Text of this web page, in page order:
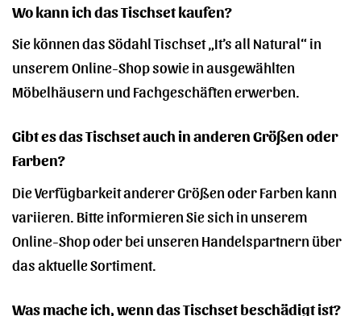
Wo kann ich das Tischset kaufen?
Sie können das Södahl Tischset „It’s all Natural“ in
unserem Online-Shop sowie in ausgewählten
Möbelhäusern und Fachgeschäften erwerben.
Gibt es das Tischset auch in anderen Größen oder
Farben?
Die Verfügbarkeit anderer Größen oder Farben kann
variieren. Bitte informieren Sie sich in unserem
Online-Shop oder bei unseren Handelspartnern über
das aktuelle Sortiment.
Was mache ich, wenn das Tischset beschädigt ist?